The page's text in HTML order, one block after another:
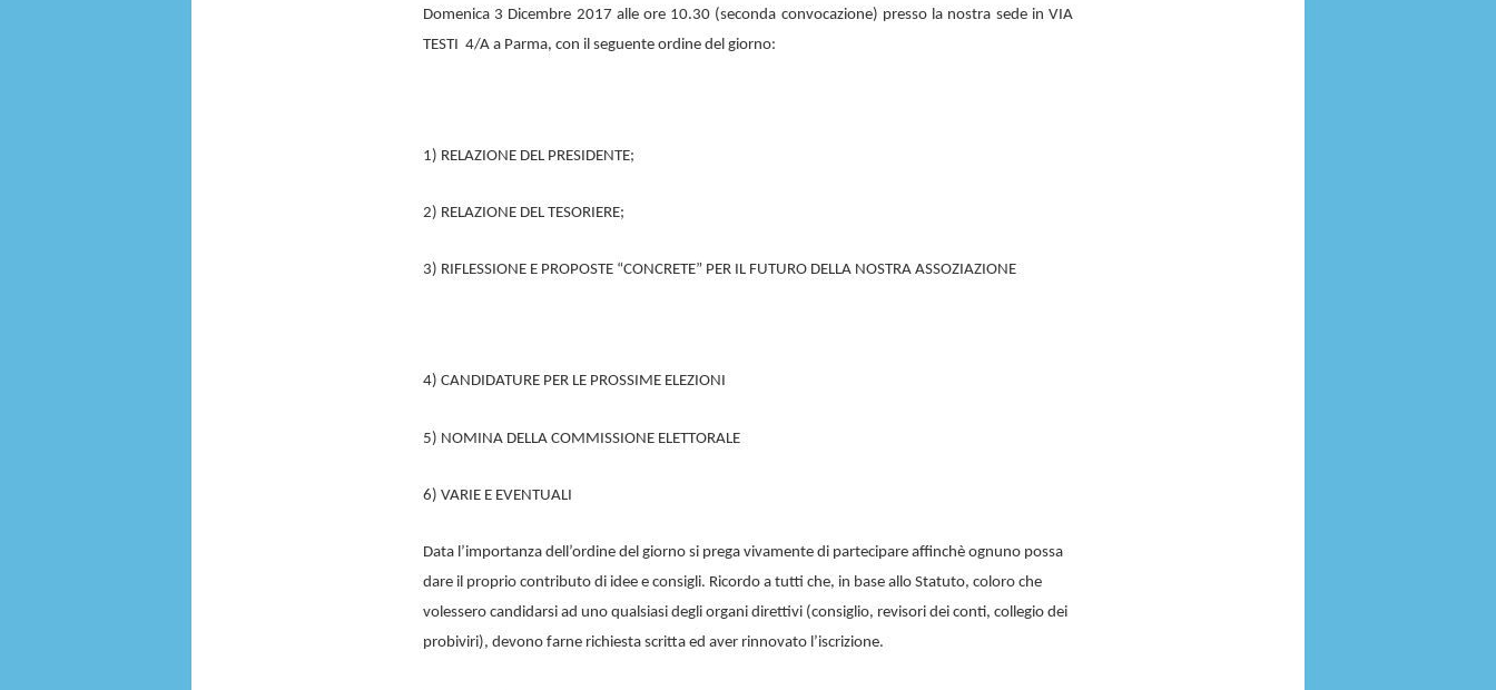
Domenica 3 Dicembre 2017 alle ore 10.30 (seconda convocazione) presso la nostra sede in VIA
TESTI 4/A a Parma, con il seguente ordine del giorno:
1) RELAZIONE DEL PRESIDENTE;
2) RELAZIONE DEL TESORIERE;
3) RIFLESSIONE E PROPOSTE “CONCRETE” PER IL FUTURO DELLA NOSTRA ASSOZIAZIONE
4) CANDIDATURE PER LE PROSSIME ELEZIONI
5) NOMINA DELLA COMMISSIONE ELETTORALE
6) VARIE E EVENTUALI
Data l’importanza dell’ordine del giorno si prega vivamente di partecipare affinchè ognuno possa
dare il proprio contributo di idee e consigli. Ricordo a tutti che, in base allo Statuto, coloro che
volessero candidarsi ad uno qualsiasi degli organi direttivi (consiglio, revisori dei conti, collegio dei
probiviri), devono farne richiesta scritta ed aver rinnovato l’iscrizione.